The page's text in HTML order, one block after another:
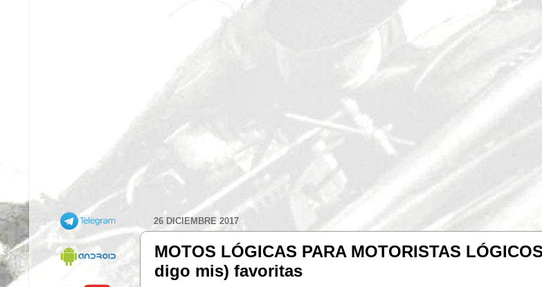
26 DICIEMBRE 2017
MOTOS LÓGICAS PARA MOTORISTAS
digo mis) favoritas